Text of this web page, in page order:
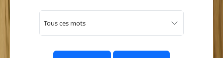
Tous ces mots